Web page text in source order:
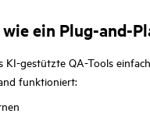
ein Plug-and-
KI-gestützte QA-Tools
funktioniert: